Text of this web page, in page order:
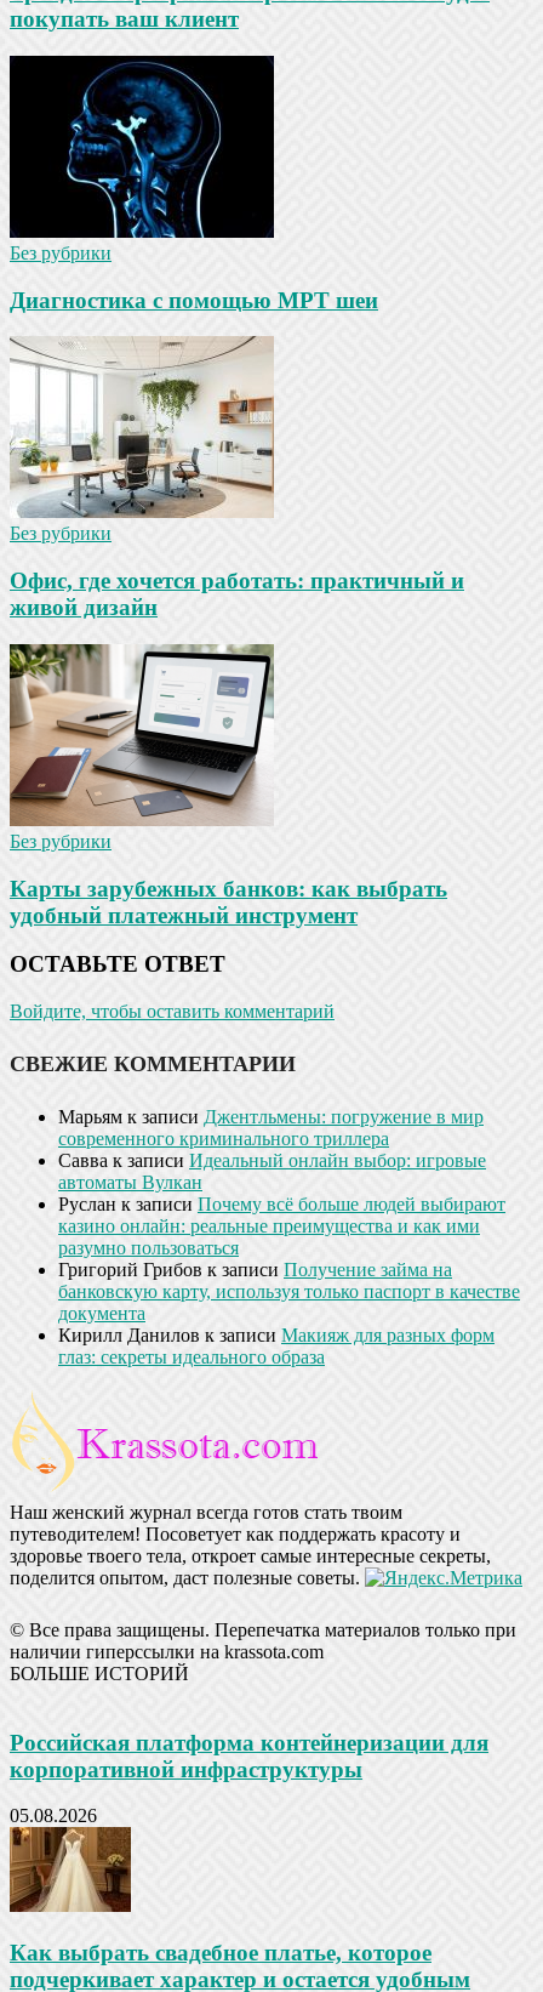
покупать ваш клиент
Без рубрики
Диагностика с помощью МРТ шеи
Без рубрики
Офис, где хочется работать: практичный и
живой дизайн
Без рубрики
Карты зарубежных банков: как выбрать
удобный платежный инструмент
ОСТАВЬТЕ ОТВЕТ
Войдите, чтобы оставить комментарий
СВЕЖИЕ КОММЕНТАРИИ
Марьям к записи Джентльмены: погружение в мир
современного криминального триллера
Савва к записи Идеальный онлайн выбор: игровые
автоматы Вулкан
Руслан к записи Почему всё больше людей выбирают
казино онлайн: реальные преимущества и как ими
разумно пользоваться
Григорий Грибов к записи Получение займа на
банковскую карту, используя только паспорт в качестве
документа
Кирилл Данилов к записи Макияж для разных форм
глаз: секреты идеального образа
Наш женский журнал всегда готов стать твоим
путеводителем! Посоветует как поддержать красоту и
здоровье твоего тела, откроет самые интересные секреты,
поделится опытом, даст полезные советы.
© Все права защищены. Перепечатка материалов только при
наличии гиперссылки на krassota.com
БОЛЬШЕ ИСТОРИЙ
Российская платформа контейнеризации для
корпоративной инфраструктуры
05.08.2026
Как выбрать свадебное платье, которое
подчеркивает характер и остается удобным